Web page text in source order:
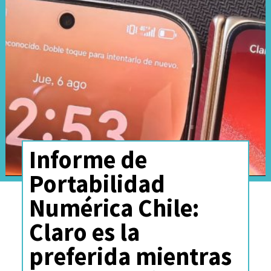
fanáticos del fútbol un acceso
inmediato y sin fricciones a la
máxima cita deportiva con la
más alta calidad de imagen y
sonido, sin depender de
múltiples suscripciones.
Informe de
Portabilidad
Numérica Chile:
Claro es la
preferida mientras